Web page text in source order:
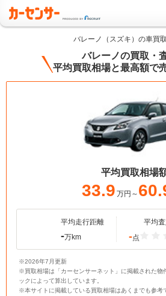
バレーノ（スズキ）の車買
バレーノの買取・
平均買取相場と最高額で
平均買取相場
33.9 万円～
平均走行距離
-万km
平均
-点
※2026年7月更新
※買取相場は「カーセンサーネット」に掲載された物
ックによって算出しています。
※本サイトに掲載している買取相場はあくまでも参考